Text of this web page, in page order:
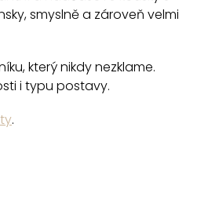
k
ý
p
smyslně a zároveň velmi
který nikdy nezklame.
i typu postavy.
.